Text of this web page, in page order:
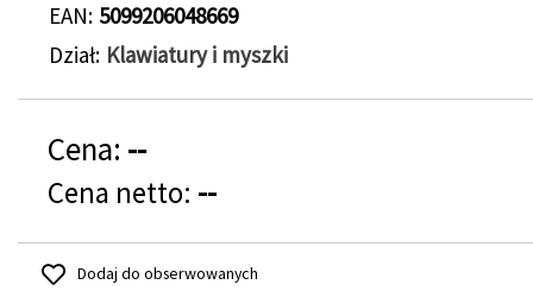
EAN 5099206048669
Dział Klawiatury i myszki
Cena: --
Cena netto: --
Dodaj do obserwowanych